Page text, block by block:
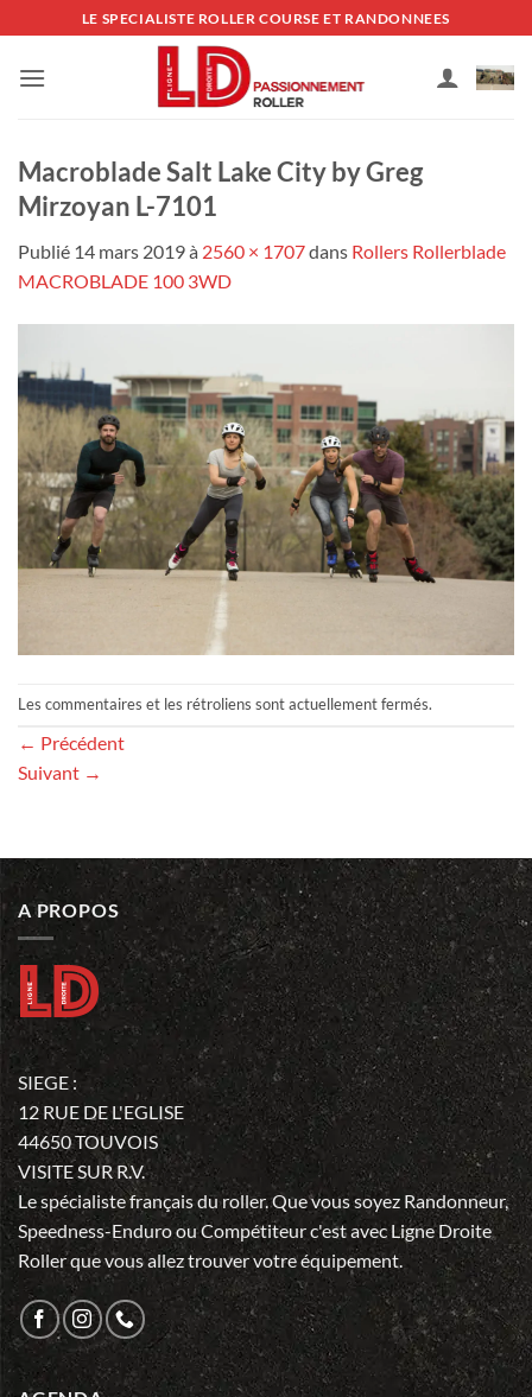
au
contenu
LE SPECIALISTE ROLLER COURSE ET RANDONNEES
Macroblade Salt Lake City by Greg
Mirzoyan L-7101
Publié 14 mars 2019à 2560 × 1707dans Rollers Rollerblade
MACROBLADE 100 3WD
Les commentaires et les rétroliens sont actuellement fermés.
← Précédent
Suivant →
A PROPOS
SIEGE :
12 RUE DE L'EGLISE
44650 TOUVOIS
VISITE SUR R.V.
Le spécialiste français du roller. Que vous soyez Randonneur,
Speedness-Enduro ou Compétiteur c'est avec Ligne Droite
Roller que vous allez trouver votre équipement.